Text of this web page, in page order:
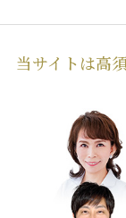
当サイトは高